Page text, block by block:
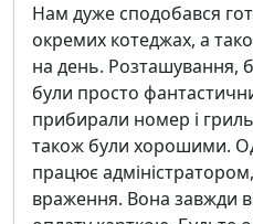
Нам дуже сподобався
окремих котеджах, а
на день. Розташування,
були просто
прибирали номер і
також були хорошими.
працює
враження. Вона завжди